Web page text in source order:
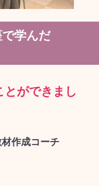
学んだ
とができまし
作成コーチ